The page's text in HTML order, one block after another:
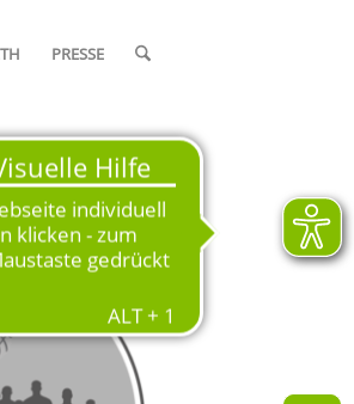
PRESSE